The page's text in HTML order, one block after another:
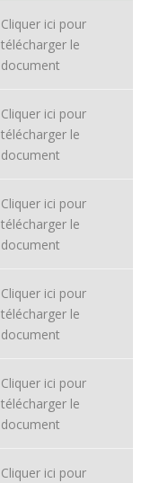
Cliquer ici pour
télécharger le
document
Cliquer ici pour
télécharger le
document
Cliquer ici pour
télécharger le
document
Cliquer ici pour
télécharger le
document
Cliquer ici pour
télécharger le
document
Cliquer ici pour